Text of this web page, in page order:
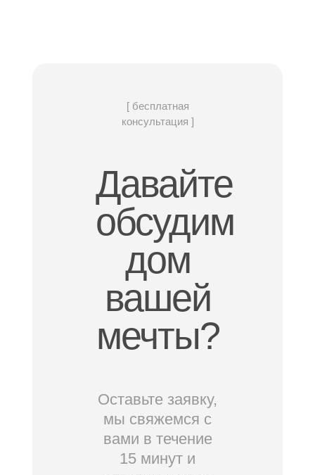
[ бесплатная
консультация ]
Давайте
обсудим
дом
вашей
мечты?
Оставьте заявку,
мы свяжемся с
вами в течение
15 минут и